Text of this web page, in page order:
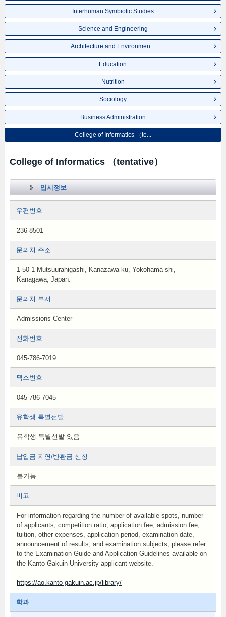
Interhuman Symbiotic Studies
Science and Engineering
Architecture and Environmen...
Education
Nutrition
Sociology
Business Administration
College of Informatics （te...
College of Informatics （tentative）
입시정보
우편번호
236-8501
문의처 주소
1-50-1 Mutsuurahigashi, Kanazawa-ku, Yokohama-shi,
Kanagawa, Japan.
문의처 부서
Admissions Center
전화번호
045-786-7019
팩스번호
045-786-7045
유학생 특별선발
유학생 특별선발 있음
납입금 지연/반환금 신청
불가능
비고
For information regarding the number of available spots, number
of applicants, competition ratio, application fee, admission fee,
tuition, other expenses, application period, examination date,
announcement of results, and examination subjects, please refer
to the Examination Guide and Application Guidelines available on
the Kanto Gakuin University applicant website.
https://ao.kanto-gakuin.ac.jp/library/
학과